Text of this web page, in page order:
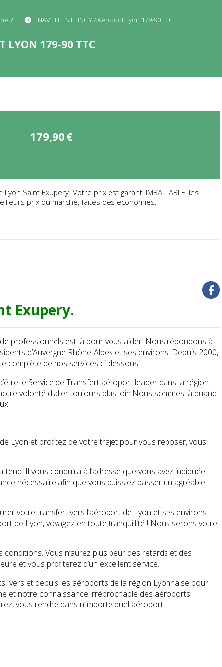
2 NAVETTE SILLINGY / Aéroport Lyon 179-90 TTC
LYON 179-90 TTC
179,90€
Lyon Saint Exupery. Votre prix est garanti IMBATTABLE, les
prix du marché, faites des économies.
Exupery.
professionnels est là pour vous aider. Nous répondons à
d’Auvergne Rhône-Alpes et ses environs. Depuis 2000,
complète de nos services ci-dessous.
le Service de Transfert aéroport leader dans la région.
volonté d'aller toujours plus loin.Nous sommes là quand
Lyon et profitez de votre trajet pour vous reposer, vous
Il vous conduira à l’adresse que vous avez indiquée
nécessaire afin que vous puissiez passer un agréable
votre transfert vers l’aéroport de Lyon et ses environs
de Lyon, voyagez en toute tranquillité ! Nous serons votre
Vous n’aurez plus peur des retards et des
et vous profiterez d’un excellent service.
vers et depuis les aéroports de la région Lyonnaise pour
et notre connaissance irréprochable des aéroports
vous rendre dans n’importe quel aéroport.